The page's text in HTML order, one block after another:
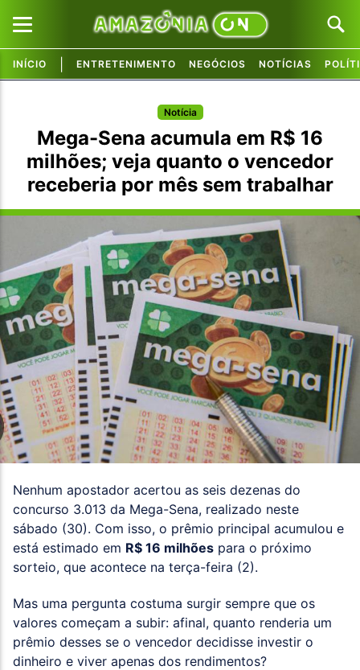
INÍCIO ENTRETENIMENTO NEGÓCIOS NOTÍCIAS
Notícia
Mega-Sena acumula em R$ 16
milhões; veja quanto o vencedor
receberia por mês sem trabalhar
Nenhum apostador acertou as seis dezenas do
concurso 3.013 da Mega-Sena, realizado neste
sábado (30). Com isso, o prêmio principal acumulou e
está estimado em R$ 16 milhões para o próximo
sorteio, que acontece na terça-feira (2).
Mas uma pergunta costuma surgir sempre que os
valores começam a subir: afinal, quanto renderia um
prêmio desses se o vencedor decidisse investir o
dinheiro e viver apenas dos rendimentos?